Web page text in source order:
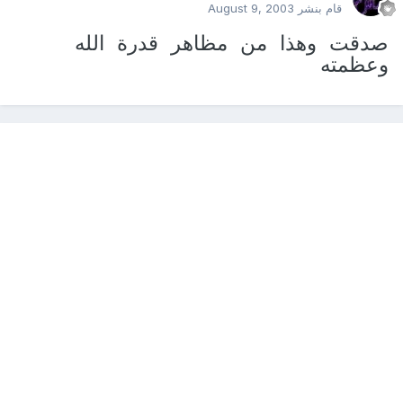
قام بنشر August 9, 2003
صدقت وهذا من مظاهر قدرة الله
وعظمته